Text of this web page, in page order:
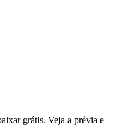
grátis. Veja a prévia e